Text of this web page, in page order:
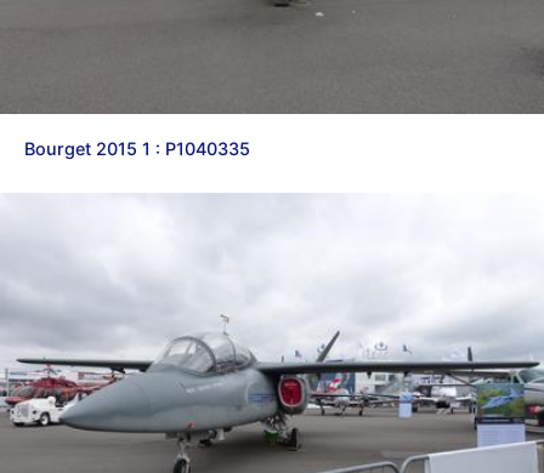
Bourget 2015 1 : P1040335